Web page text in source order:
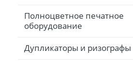
Полноцветное печатное
оборудование
Дупликаторы и ризографы